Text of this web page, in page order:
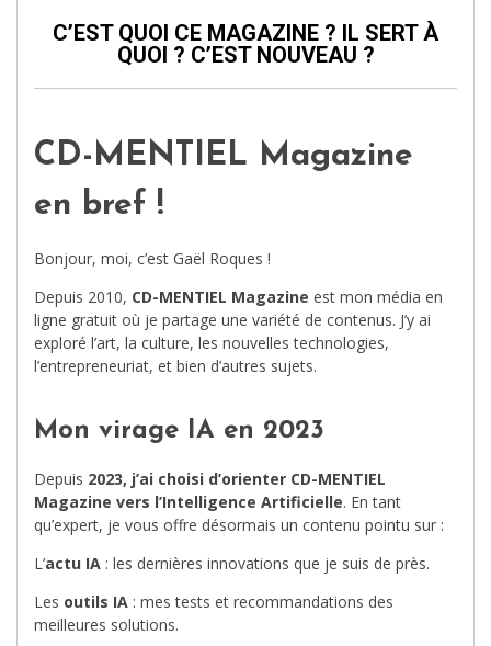
C’EST QUOI CE MAGAZINE ? IL SERT À
QUOI ? C’EST NOUVEAU ?
CD-MENTIEL Magazine
en bref !
Bonjour, moi, c’est Gaël Roques !
Depuis 2010, CD-MENTIEL Magazine est mon média en
ligne gratuit où je partage une variété de contenus. J’y ai
exploré l’art, la culture, les nouvelles technologies,
l’entrepreneuriat, et bien d’autres sujets.
Mon virage IA en 2023
Depuis 2023, j’ai choisi d’orienter CD-MENTIEL
Magazine vers l’Intelligence Artificielle. En tant
qu’expert, je vous offre désormais un contenu pointu sur :
L’actu IA : les dernières innovations que je suis de près.
Les outils IA : mes tests et recommandations des
meilleures solutions.